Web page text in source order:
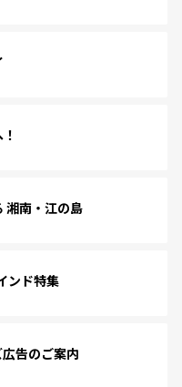
湘南・江の島
ンド特集
広告のご案内